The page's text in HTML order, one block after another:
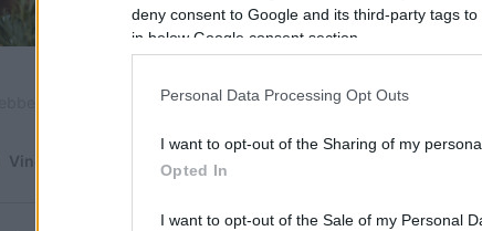
deny consent to Google and its third-party tags
in below Google consent section.
Personal Data Processing Opt Outs
I want to opt-out of the Sharing of my
Opted In
I want to opt-out of the Sale of my Personal